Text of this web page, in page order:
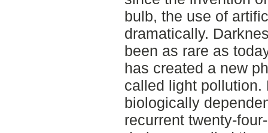
bulb, the use of
dramatically.
been as rare as
has created a new
called light
biologically
recurrent twenty-